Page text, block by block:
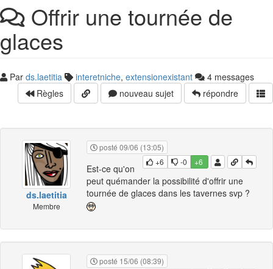
Offrir une tournée de
glaces
Par ds.laetitia interetniche, extensionexistant
4 messages
Règles
nouveau sujet répondre
ds.laetitia
Membre
posté 09/06 (13:05)
+6
-0 +6
Est-ce qu'on
peut quémander la possibilité d'offrir une
tournée de glaces dans les tavernes svp ?
posté 15/06 (08:39)